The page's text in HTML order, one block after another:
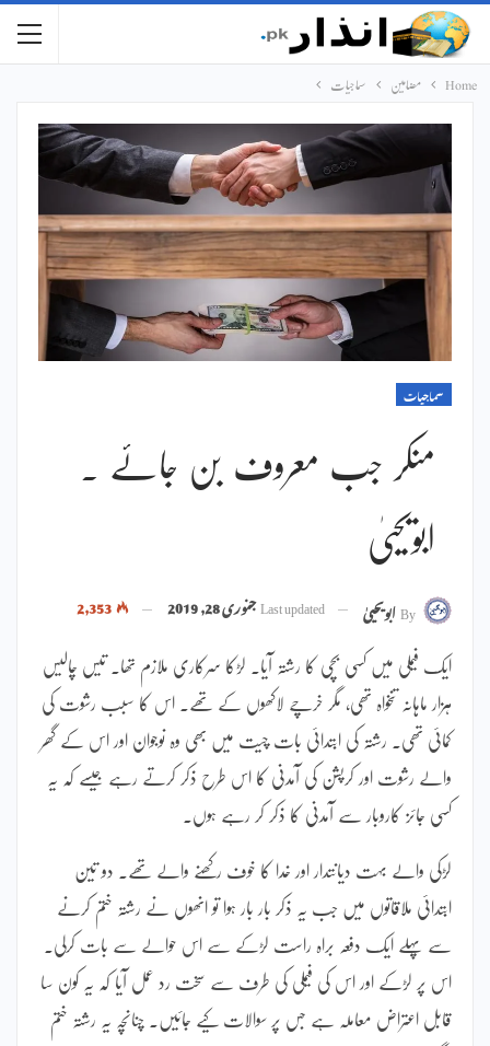
Home مضامین سماجیات
سماجیات
منکر جب معروف بن جائے ۔
ابویحییٰ
Byابویحییٰ Last updatedجنوری 28, 2019
ایک فیملی میں کسی بچی کا رشتہ آیا۔ لڑکا سرکاری ملازم تھا۔ تیس چالیس
ہزار ماہانہ تنخواہ تھی، مگر خرچے لاکھوں کے تھے۔ اس کا سبب رشوت کی
کمائی تھی۔ رشتہ کی ابتدائی بات چیت میں بھی وہ نوجوان اور اس کے گھر
والے رشوت اور کرپشن کی آمدنی کا اس طرح ذکر کرتے رہے جیسے کہ یہ
کسی جائز کاروبار سے آمدنی کا ذکر کر رہے ہوں۔
لڑکی والے بہت دیانتدار اور خدا کا خوف رکھنے والے تھے۔ دو تین
ابتدائی ملاقاتوں میں جب یہ ذکر بار بار ہوا تو انھوں نے رشتہ ختم کرنے
سے پہلے ایک دفعہ براہ راست لڑکے سے اس حوالے سے بات کرلی۔
اس پر لڑکے اور اس کی فیملی کی طرف سے سخت رد عمل آیا کہ یہ کون سا
قابل اعتراض معاملہ ہے جس پر سوالات کیے جائیں۔ چنانچہ یہ رشتہ ختم